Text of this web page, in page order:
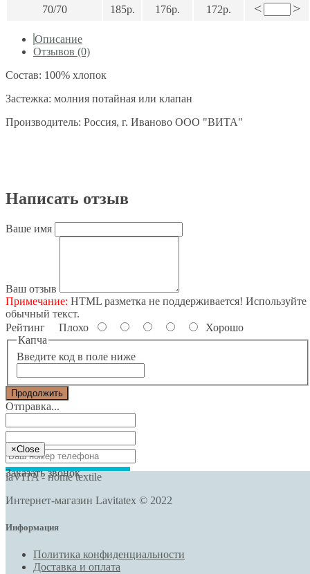
70/70 185р. 176р. 172р. < >
Описание
Отзывов (0)
Состав: 100% хлопок
Застежка: молния потайная или клапан
Производитель: Россия, г. Иваново ООО "ВИТА"
Написать отзыв
Ваше имя
Ваш отзыв
Примечание: HTML разметка не поддерживается! Используйте
обычный текст.
Рейтинг Плохо
Хорошо
Капча
Введите код в поле ниже
Продолжить
Отправка...
Заказать звонок
×Close
laVITA - нome textile
Интернет-магазин Lavitatex © 2022
Информация
Политика конфиденциальности
Доставка и оплата